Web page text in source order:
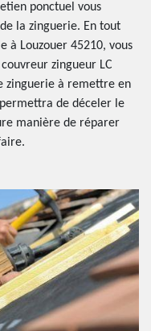
ponctuel vous
la zinguerie. En tout
à Louzouer 45210, vous
zingueur LC
zinguerie à remettre en
de déceler le
manière de réparer